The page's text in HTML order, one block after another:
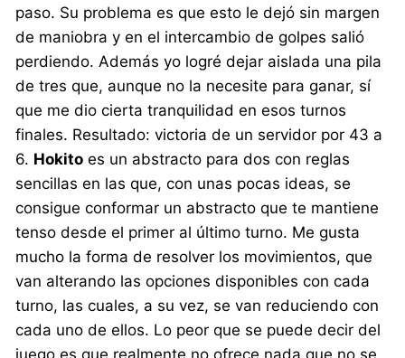
paso. Su problema es que esto le dejó sin margen
de maniobra y en el intercambio de golpes salió
perdiendo. Además yo logré dejar aislada una pila
de tres que, aunque no la necesite para ganar, sí
que me dio cierta tranquilidad en esos turnos
finales. Resultado: victoria de un servidor por 43 a
6. Hokito es un abstracto para dos con reglas
sencillas en las que, con unas pocas ideas, se
consigue conformar un abstracto que te mantiene
tenso desde el primer al último turno. Me gusta
mucho la forma de resolver los movimientos, que
van alterando las opciones disponibles con cada
turno, las cuales, a su vez, se van reduciendo con
cada uno de ellos. Lo peor que se puede decir del